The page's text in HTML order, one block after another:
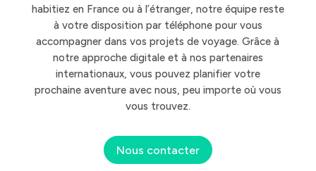
habitiez en France ou à l’étranger, notre équipe reste
à votre disposition par téléphone pour vous
accompagner dans vos projets de voyage. Grâce à
notre approche digitale et à nos partenaires
internationaux, vous pouvez planifier votre
prochaine aventure avec nous, peu importe où vous
vous trouvez.
Nous contacter